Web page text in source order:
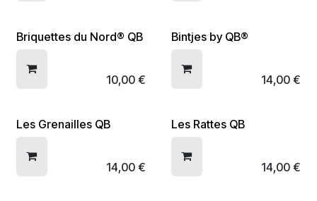
Briquettes du Nord® QB
10,00 €
Bintjes by QB®
14,00 €
Les Grenailles QB
14,00 €
Les Rattes QB
14,00 €